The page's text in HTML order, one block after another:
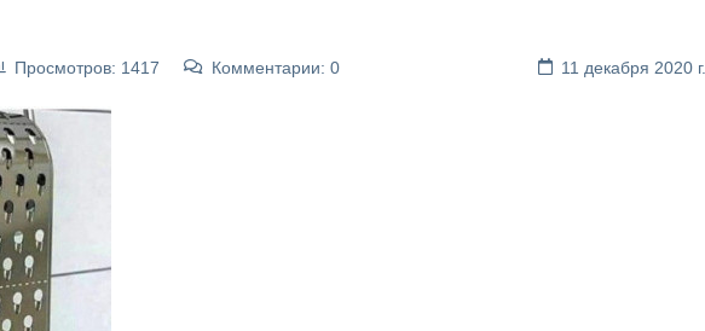
Просмотров: 1417 Комментарии: 0 11 декабря 2020 г.